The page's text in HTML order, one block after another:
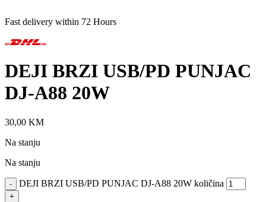
Fast delivery within 72 Hours
DEJI BRZI USB/PD PUNJAC
DJ-A88 20W
30,00 KM
Na stanju
Na stanju
- DEJI BRZI USB/PD PUNJAC DJ-A88 20W količina
+